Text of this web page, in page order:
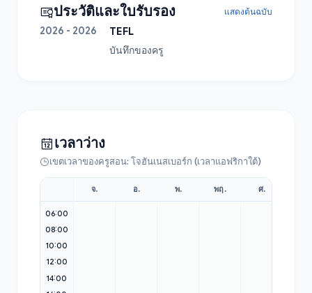
ประวัติและใบรับรอง แสดงต้นฉบับ
2026 - 2026
TEFL
บันทึกของครู
เวลาว่าง
เขตเวลาของครูสอน: โจฮันเนสเบอร์ก (เวลาแอฟริกาใต้)
06:00
08:00
10:00
12:00
14:00
จ. อ. พ. พฤ. ศ.